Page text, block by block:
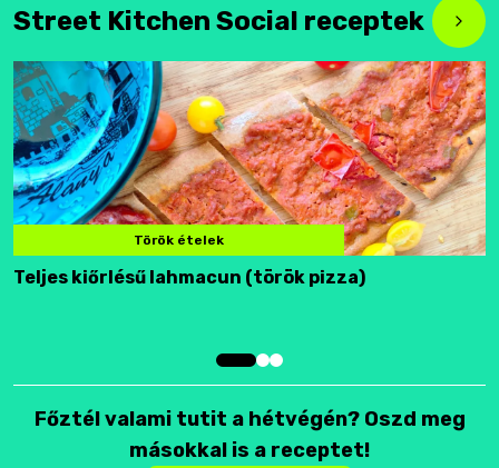
Street Kitchen Social receptek
Török ételek
Teljes kiőrlésű lahmacun (török pizza)
Főztél valami tutit a hétvégén? Oszd meg
másokkal is a receptet!